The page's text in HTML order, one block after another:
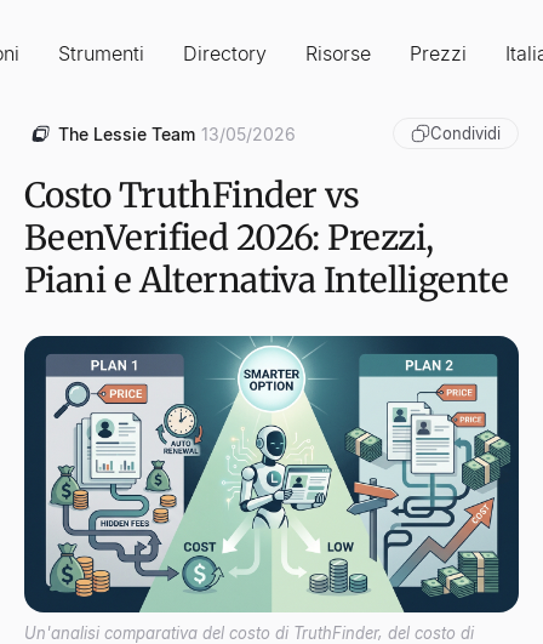
Strumenti Directory Risorse Prezzi
The Lessie Team 13/05/2026 Condividi
Costo TruthFinder vs
BeenVerified 2026: Prezzi,
Piani e Alternativa Intelligente
Un'analisi comparativa del costo di TruthFinder, del costo di